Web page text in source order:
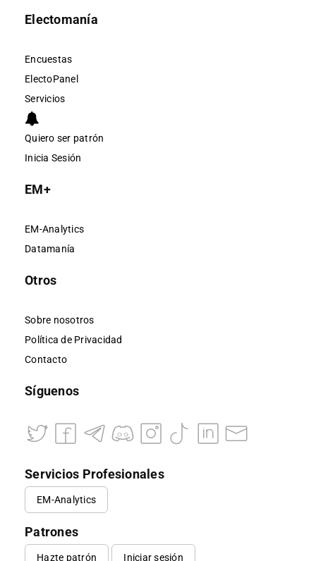
Electomanía
Encuestas
ElectoPanel
Servicios
Quiero ser patrón
Inicia Sesión
EM+
EM-Analytics
Datamanía
Otros
Sobre nosotros
Política de Privacidad
Contacto
Síguenos
Servicios Profesionales
EM-Analytics
Patrones
Hazte patrón Iniciar sesión